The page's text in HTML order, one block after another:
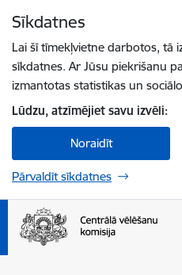
Sīkdatnes
Lai šī tīmekļvietne darbotos, tā
sīkdatnes. Ar Jūsu piekrišanu
izmantotas statistikas un
Lūdzu, atzīmējiet savu izvēli:
Noraidīt
Pārvaldīt sīkdatnes